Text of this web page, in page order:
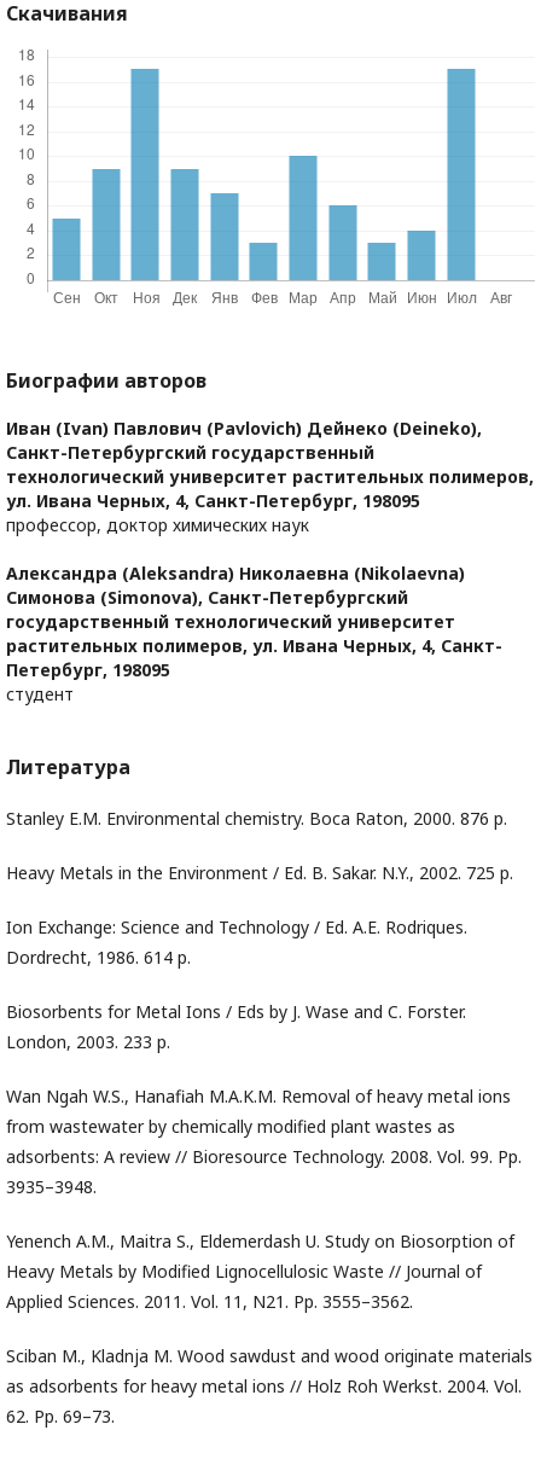
Скачивания
Биографии авторов
Иван (Ivan) Павлович (Pavlovich) Дейнеко (Deineko),
Санкт-Петербургский государственный
технологический университет растительных полимеров,
ул. Ивана Черных, 4, Санкт-Петербург, 198095
профессор, доктор химических наук
Александра (Aleksandra) Николаевна (Nikolaevna)
Симонова (Simonova), Санкт-Петербургский
государственный технологический университет
растительных полимеров, ул. Ивана Черных, 4, Санкт-
Петербург, 198095
студент
Литература
Stanley E.M. Environmental chemistry. Boca Raton, 2000. 876 p.
Heavy Metals in the Environment / Ed. B. Sakar. N.Y., 2002. 725 p.
Ion Exchange: Science and Technology / Ed. A.E. Rodriques.
Dordrecht, 1986. 614 p.
Biosorbents for Metal Ions / Eds by J. Wase and C. Forster.
London, 2003. 233 p.
Wan Ngah W.S., Hanafiah M.A.K.M. Removal of heavy metal ions
from wastewater by chemically modified plant wastes as
adsorbents: A review // Bioresource Technology. 2008. Vol. 99. Pp.
3935–3948.
Yenench A.M., Maitra S., Eldemerdash U. Study on Biosorption of
Heavy Metals by Modified Lignocellulosic Waste // Journal of
Applied Sciences. 2011. Vol. 11, N21. Pp. 3555–3562.
Sciban M., Kladnja M. Wood sawdust and wood originate materials
as adsorbents for heavy metal ions // Holz Roh Werkst. 2004. Vol.
62. Pp. 69–73.